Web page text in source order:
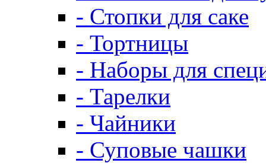
- Стопки для саке
- Тортницы
- Наборы для
- Тарелки
- Чайники
- Суповые чашки